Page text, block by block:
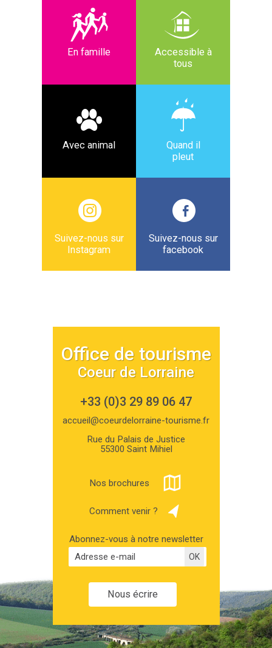
En famille
Accessible à
tous
Avec animal
Quand il
pleut
Suivez-nous sur
Instagram
Suivez-nous sur
facebook
Office de tourisme
Coeur de Lorraine
+33 (0)3 29 89 06 47
accueil@coeurdelorraine-tourisme.fr
Rue du Palais de Justice
55300 Saint Mihiel
Nos brochures
Comment venir ?
Abonnez-vous à notre newsletter
Nous écrire